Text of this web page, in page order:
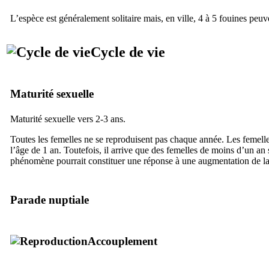
L’espèce est généralement solitaire mais, en ville, 4 à 5 fouines
Cycle de vie
Maturité sexuelle
Maturité sexuelle vers 2-3 ans.
Toutes les femelles ne se reproduisent pas chaque année. Les
l’âge de 1 an. Toutefois, il arrive que des femelles de moins d’un an
phénomène pourrait constituer une réponse à une augmentation de
Parade nuptiale
Accouplement